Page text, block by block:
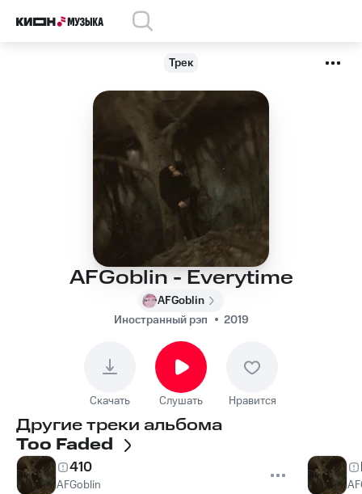
Трек
AFGoblin - Everytime
AFGoblin
Иностранный рэп
2019
Скачать Слушать Нравится
Другие треки альбома
Too Faded
410
AFGoblin